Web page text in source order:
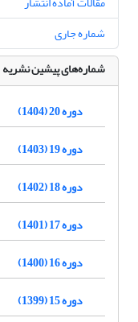
شماره جاری
شماره‌های پیشین نشریه
دوره 20 (1404)
دوره 19 (1403)
دوره 18 (1402)
دوره 17 (1401)
دوره 16 (1400)
دوره 15 (1399)